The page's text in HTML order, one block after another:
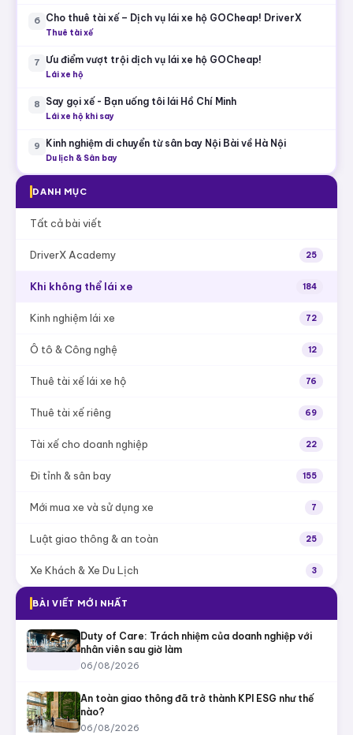
6 Cho thuê tài xế – Dịch vụ lái xe hộ GOCheap! DriverX
Thuê tài xế
7 Ưu điểm vượt trội dịch vụ lái xe hộ GOCheap!
Lái xe hộ
8 Say gọi xế - Bạn uống tôi lái Hồ Chí Minh
Lái xe hộ khi say
9 Kinh nghiệm di chuyển từ sân bay Nội Bài về Hà Nội
Du lịch & Sân bay
DANH MỤC
Tất cả bài viết
DriverX Academy 25
Khi không thể lái xe 184
Kinh nghiệm lái xe 72
Ô tô & Công nghệ 12
Thuê tài xế lái xe hộ 76
Thuê tài xế riêng 69
Tài xế cho doanh nghiệp 22
Đi tỉnh & sân bay 155
Mới mua xe và sử dụng xe 7
Luật giao thông & an toàn 25
Xe Khách & Xe Du Lịch 3
BÀI VIẾT MỚI NHẤT
Duty of Care: Trách nhiệm của doanh nghiệp với
nhân viên sau giờ làm
06/08/2026
An toàn giao thông đã trở thành KPI ESG như thế
nào?
06/08/2026